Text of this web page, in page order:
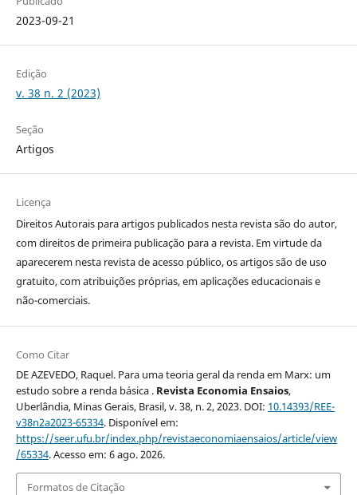
2023-09-21
Edição
v. 38 n. 2 (2023)
Seção
Artigos
Licença
Direitos Autorais para artigos publicados nesta revista são do autor,
com direitos de primeira publicação para a revista. Em virtude da
aparecerem nesta revista de acesso público, os artigos são de uso
gratuito, com atribuições próprias, em aplicações educacionais e
não-comerciais.
Como Citar
DE AZEVEDO, Raquel. Para uma teoria geral da renda em Marx: um
estudo sobre a renda básica . Revista Economia Ensaios,
Uberlândia, Minas Gerais, Brasil, v. 38, n. 2, 2023. DOI: 10.14393/REE-
v38n2a2023-65334. Disponível em:
https://seer.ufu.br/index.php/revistaeconomiaensaios/article/view
/65334. Acesso em: 6 ago. 2026.
Formatos de Citação